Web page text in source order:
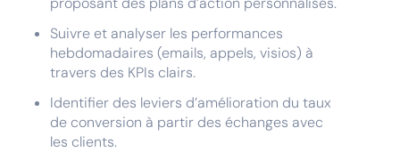
Suivre et analyser les performances
hebdomadaires (emails, appels, visios) à
travers des KPIs clairs.
Identifier des leviers d’amélioration du taux
de conversion à partir des échanges avec
les clients.